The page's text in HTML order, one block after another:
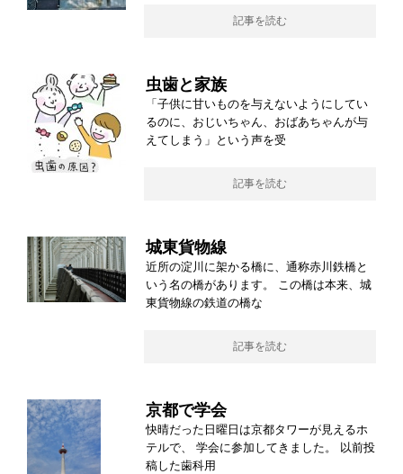
記事を読む
虫歯と家族
「子供に甘いものを与えないようにしてい
るのに、おじいちゃん、おばあちゃんが与
えてしまう」という声を受
記事を読む
城東貨物線
近所の淀川に架かる橋に、通称赤川鉄橋と
いう名の橋があります。 この橋は本来、城
東貨物線の鉄道の橋な
記事を読む
京都で学会
快晴だった日曜日は京都タワーが見えるホ
テルで、 学会に参加してきました。 以前投
稿した歯科用